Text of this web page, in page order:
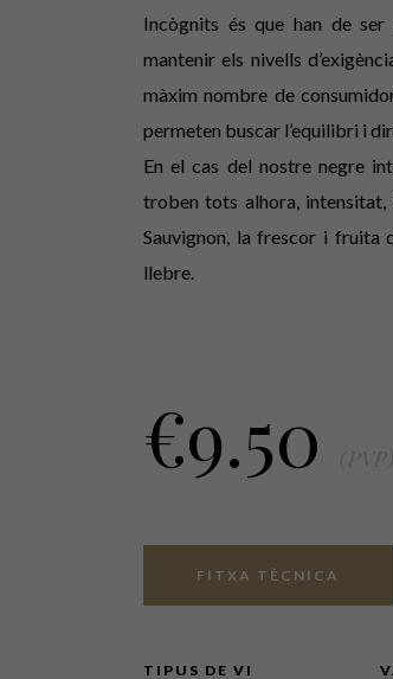
Incògnits és que han de ser
mantenir els nivells
màxim nombre de
permeten buscar l’equilibri i
En el cas del nostre negre
troben tots alhora,
Sauvignon, la frescor i
llebre.
€9.50
FITXA TÈCNICA
TIPUS DE VI